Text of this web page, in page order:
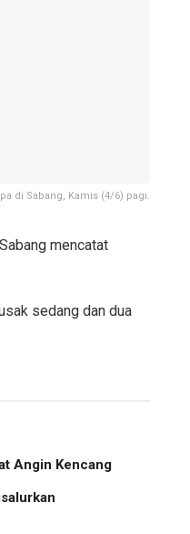
di Sabang, Kamis (4/6) pagi.
mencatat
sedang dan dua
Angin Kencang